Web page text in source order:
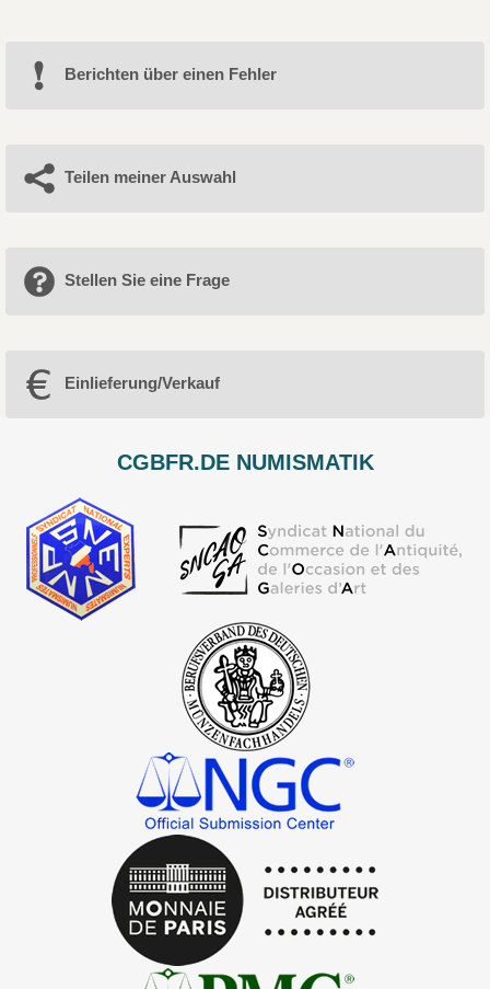
Berichten über einen Fehler
Teilen meiner Auswahl
Stellen Sie eine Frage
Einlieferung/Verkauf
CGBFR.DE NUMISMATIK